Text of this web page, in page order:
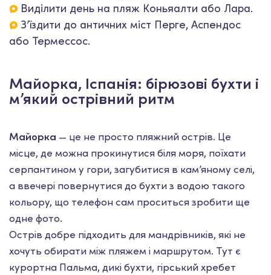
Виділити день на пляж Коньяалти або Лара.
З’їздити до античних міст Перге, Аспендос
або Термессос.
Майорка, Іспанія: бірюзові бухти і
м’який острівний ритм
Майорка — це не просто пляжний острів. Це
місце, де можна прокинутися біля моря, поїхати
серпантином у гори, загубитися в кам’яному селі,
а ввечері повернутися до бухти з водою такого
кольору, що телефон сам проситься зробити ще
одне фото.
Острів добре підходить для мандрівників, які не
хочуть обирати між пляжем і маршрутом. Тут є
курортна Пальма, дикі бухти, гірський хребет